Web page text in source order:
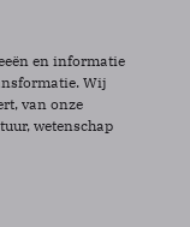
en informatie
Wij
van onze
wetenschap